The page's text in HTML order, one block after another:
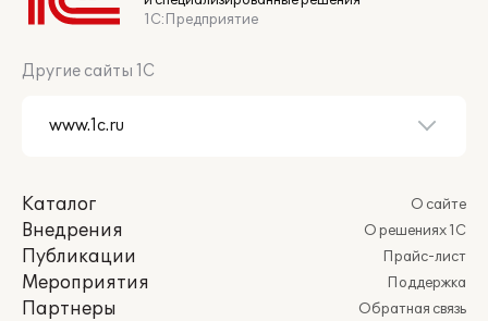
1С:Предприятие
Другие сайты 1С
Каталог
Внедрения
Публикации
Мероприятия
Партнеры
О сайте
О решениях 1С
Прайс-лист
Поддержка
Обратная связь